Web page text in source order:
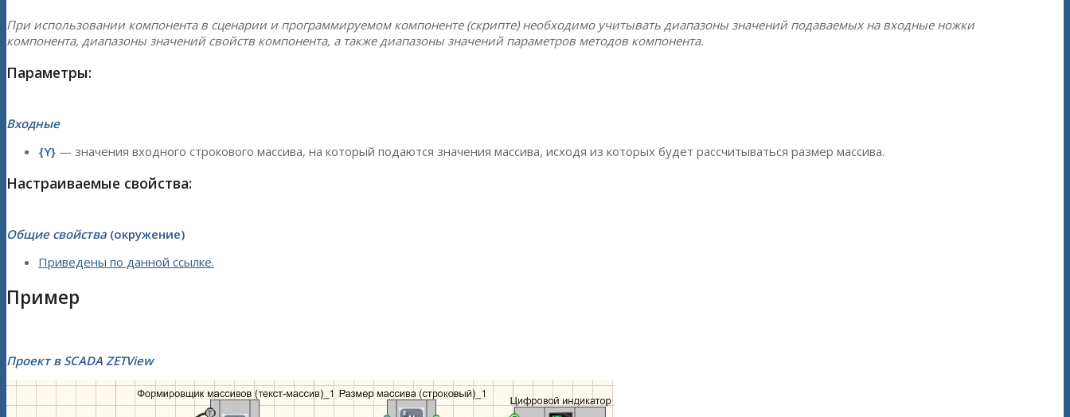
При использовании компонента в сценарии и программируемом компоненте (скрипте) необходимо учитывать диапазоны значений подаваемых на входные ножки
компонента, диапазоны значений свойств компонента, а также диапазоны значений параметров методов компонента.
Параметры:
Входные
{Y} — значения входного строкового массива, на который подаются значения массива, исходя из которых будет рассчитываться размер массива.
Настраиваемые свойства:
Общие свойства (окружение)
Приведены по данной ссылке.
Пример
Проект в SCADA ZETView